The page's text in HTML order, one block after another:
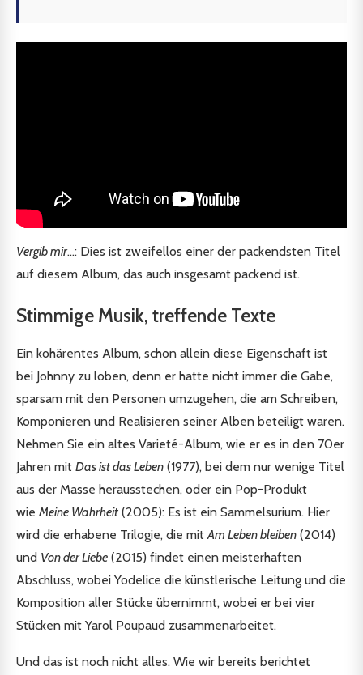
Vergib mir...: Dies ist zweifellos einer der packendsten Titel
auf diesem Album, das auch insgesamt packend ist.
Stimmige Musik, treffende Texte
Ein kohärentes Album, schon allein diese Eigenschaft ist
bei Johnny zu loben, denn er hatte nicht immer die Gabe,
sparsam mit den Personen umzugehen, die am Schreiben,
Komponieren und Realisieren seiner Alben beteiligt waren.
Nehmen Sie ein altes Varieté-Album, wie er es in den 70er
Jahren mit Das ist das Leben (1977), bei dem nur wenige Titel
aus der Masse herausstechen, oder ein Pop-Produkt
wie Meine Wahrheit (2005): Es ist ein Sammelsurium. Hier
wird die erhabene Trilogie, die mit Am Leben bleiben (2014)
und Von der Liebe (2015) findet einen meisterhaften
Abschluss, wobei Yodelice die künstlerische Leitung und die
Komposition aller Stücke übernimmt, wobei er bei vier
Stücken mit Yarol Poupaud zusammenarbeitet.
Und das ist noch nicht alles. Wie wir bereits berichtet